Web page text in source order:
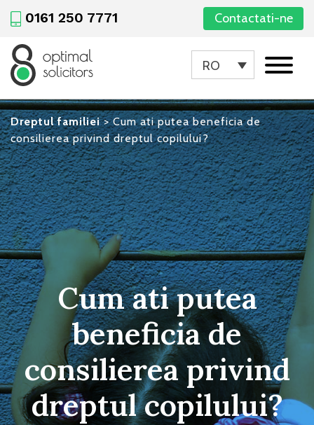
0161 250 7771 Contactati-ne
RO
Dreptul familiei>Cum ati putea beneficia de
consilierea privind dreptul copilului?
Cum ati putea
beneficia de
consilierea privind
dreptul copilului?